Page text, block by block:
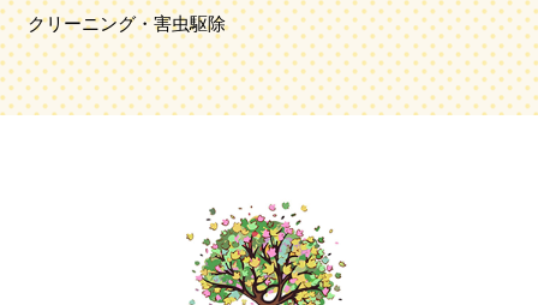
クリーニング・害虫駆除